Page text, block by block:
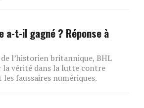
a-t-il gagné ? Réponse à
l’historien britannique, BHL
la vérité dans la lutte contre
faussaires numériques.